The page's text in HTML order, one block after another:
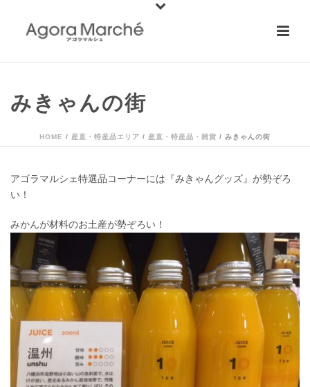
みきゃんの街
HOME / 産直・特産品エリア / 産直・特産品・雑貨 / みきゃんの街
アゴラマルシェ特選品コーナーには『みきゃんグッズ』が勢ぞろ
い！
みかんが材料のお土産が勢ぞろい！